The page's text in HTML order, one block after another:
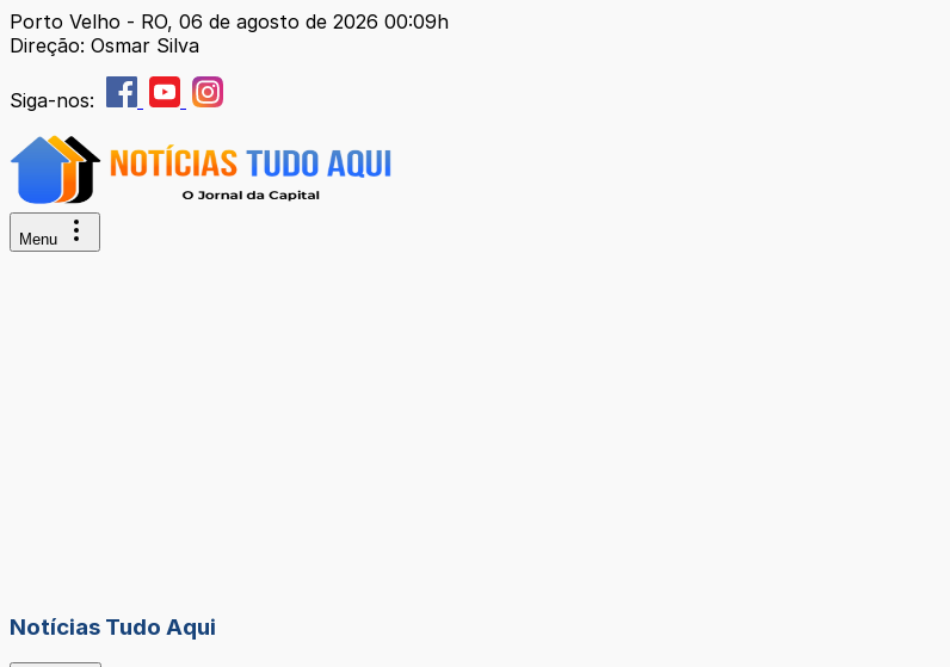
Porto Velho - RO, 06 de agosto de 2026 00:09h
Direção: Osmar Silva
Siga-nos:
Menu
Notícias Tudo Aqui